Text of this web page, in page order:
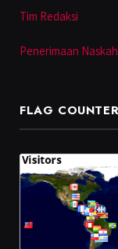
Tim Redaksi
Penerimaan Naskah
FLAG COUNTER